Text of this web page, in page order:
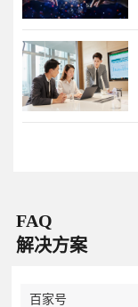
FAQ
解决方案
百家号